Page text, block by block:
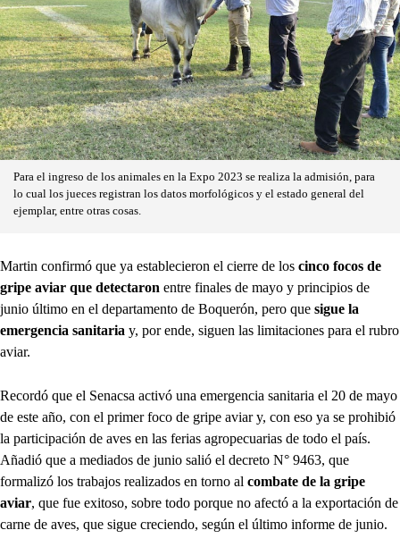
Para el ingreso de los animales en la Expo 2023 se realiza la admisión, para
lo cual los jueces registran los datos morfológicos y el estado general del
ejemplar, entre otras cosas.
Martin confirmó que ya establecieron el cierre de los cinco focos de
gripe aviar que detectaron entre finales de mayo y principios de
junio último en el departamento de Boquerón, pero que sigue la
emergencia sanitaria y, por ende, siguen las limitaciones para el rubro
aviar.
Recordó que el Senacsa activó una emergencia sanitaria el 20 de mayo
de este año, con el primer foco de gripe aviar y, con eso ya se prohibió
la participación de aves en las ferias agropecuarias de todo el país.
Añadió que a mediados de junio salió el decreto N° 9463, que
formalizó los trabajos realizados en torno al combate de la gripe
aviar, que fue exitoso, sobre todo porque no afectó a la exportación de
carne de aves, que sigue creciendo, según el último informe de junio.